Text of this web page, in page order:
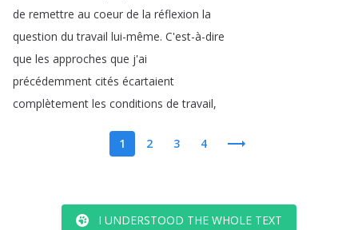
de remettre au coeur de la réflexion la
question du travail lui-même. C'est-à-dire
que les approches que j'ai
précédemment cités écartaient
complètement les conditions de travail,
1 2 3 4
I UNDERSTOOD THE WHOLE TEXT